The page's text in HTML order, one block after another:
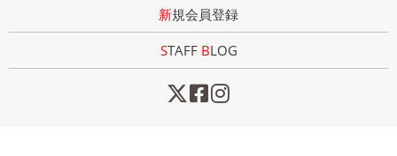
新規会員登録
STAFF BLOG